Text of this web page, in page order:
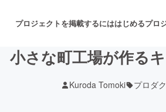
プロジェクトを掲載するにははじめるプロ
さな町工場が作る
Kuroda Tomoki プロダ